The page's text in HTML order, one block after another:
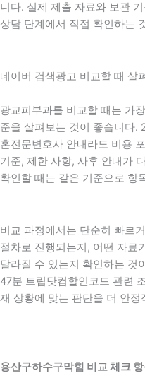
니다. 실제 제출 자료와 보관
상담 단계에서 직접 확인하는
네이버 검색광고 비교할 때 살
광교피부과를 비교할 때는 가
준을 살펴보는 것이 좋습니다.
혼전문변호사 안내라도 비용
기준, 제한 사항, 사후 안내가
확인할 때는 같은 기준으로 항
비교 과정에서는 단순히 빠르
절차로 진행되는지, 어떤 자료
달라질 수 있는지 확인하는 것
47분 트립닷컴할인코드 관련
재 상황에 맞는 판단을 더 안정
용산구하수구막힘 비교 체크